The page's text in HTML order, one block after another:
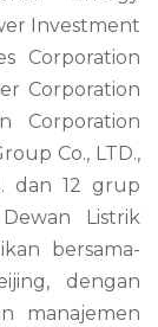
Investment
Corporation
Corporation
Corporation
Co., LTD.,
dan 12 grup
Listrik
bersama-
dengan
manajemen